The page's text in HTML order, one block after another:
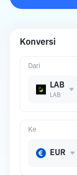
Konversi
Dari
LAB
LAB
Ke
EUR